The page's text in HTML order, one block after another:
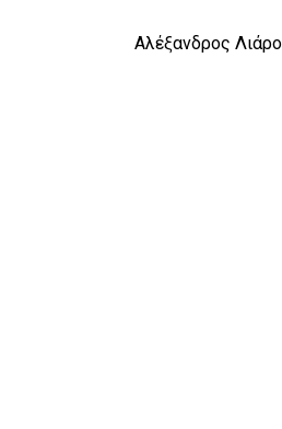
Αλέξανδρος